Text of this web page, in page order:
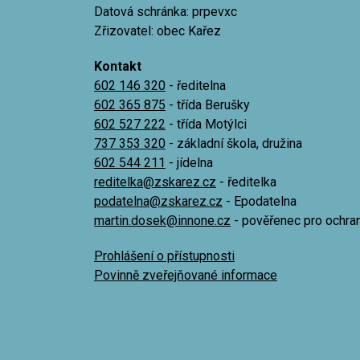
Datová schránka: prpevxc
Zřizovatel: obec Kařez
Kontakt
602 146 320 - ředitelna
602 365 875 - třída Berušky
602 527 222 - třída Motýlci
737 353 320 - základní škola, družina
602 544 211 - jídelna
reditelka@zskarez.cz - ředitelka
podatelna@zskarez.cz - Epodatelna
martin.dosek@innone.cz - pověřenec pro
Prohlášení o přístupnosti
Povinně zveřejňované informace